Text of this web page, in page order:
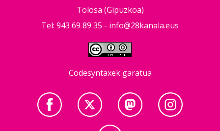
Tolosa (Gipuzkoa)
Tel: 943 69 89 35 - info@28kanala.eus
Codesyntaxek garatua